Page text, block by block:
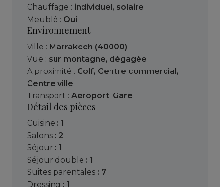
Chauffage : individuel, solaire
Meublé : Oui
Environnement
Ville : Marrakech (40000)
Vue : sur montagne, dégagée
A proximité : Golf, Centre commercial,
Centre ville
Transport : Aéroport, Gare
Détail des pièces
cuisine : 1
salons : 2
séjour : 1
séjour double : 1
suites parentales : 7
dressing : 1